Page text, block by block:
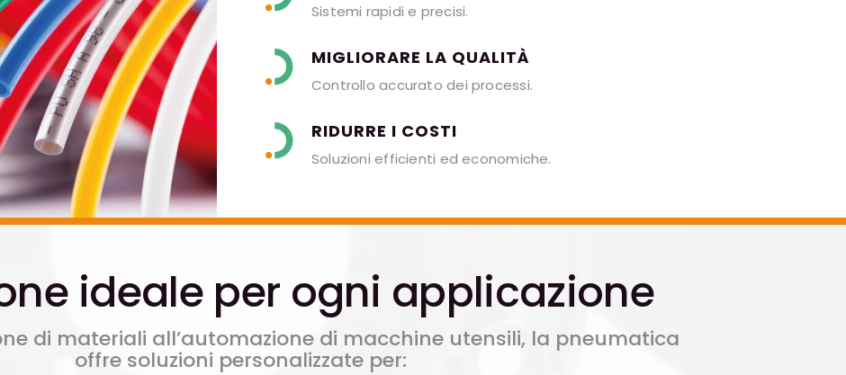
Sistemi rapidi e precisi.
MIGLIORARE LA QUALITÀ
Controllo accurato dei processi.
RIDURRE I COSTI
Soluzioni efficienti ed economiche.
ideale per ogni applicazione
di materiali all’automazione di macchine utensili, la pneumatica
offre soluzioni personalizzate per: